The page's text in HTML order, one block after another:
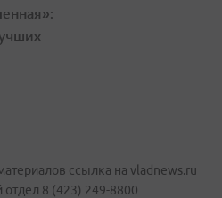
ссылка на vladnews.ru
8 (423) 249-8800